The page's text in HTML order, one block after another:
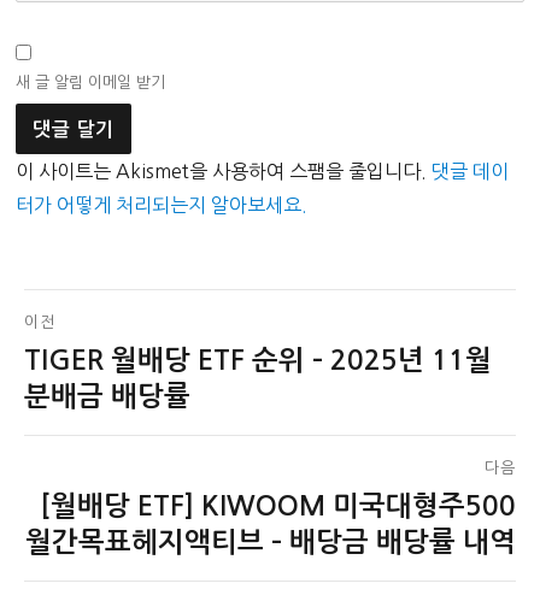
새 글 알림 이메일 받기
이 사이트는 Akismet을 사용하여 스팸을 줄입니다. 댓글 데이
터가 어떻게 처리되는지 알아보세요.
글
탐
색
이전
이
전
TIGER 월배당 ETF 순위 – 2025년 11월
분배금 배당률
다음
음
[월배당 ETF] KIWOOM 미국대형주500
월간목표헤지액티브 – 배당금 배당률 내역